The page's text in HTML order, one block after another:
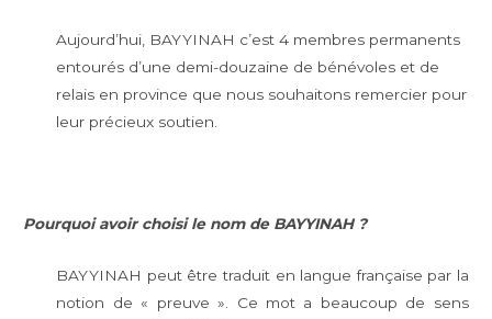
Aujourd’hui, BAYYINAH c’est 4 membres permanents
entourés d’une demi-douzaine de bénévoles et de
relais en province que nous souhaitons remercier pour
leur précieux soutien.
Pourquoi avoir choisi le nom de BAYYINAH ?
BAYYINAH peut être traduit en langue française par la
notion de « preuve ». Ce mot a beaucoup de sens